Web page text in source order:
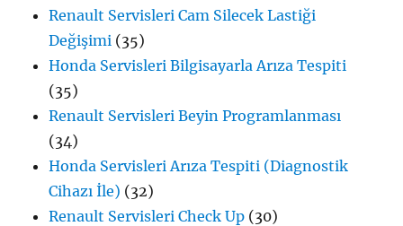
Renault Servisleri Cam Silecek Lastiği
Değişimi (35)
Honda Servisleri Bilgisayarla Arıza Tespiti
(35)
Renault Servisleri Beyin Programlanması
(34)
Honda Servisleri Arıza Tespiti (Diagnostik
Cihazı İle) (32)
Renault Servisleri Check Up (30)